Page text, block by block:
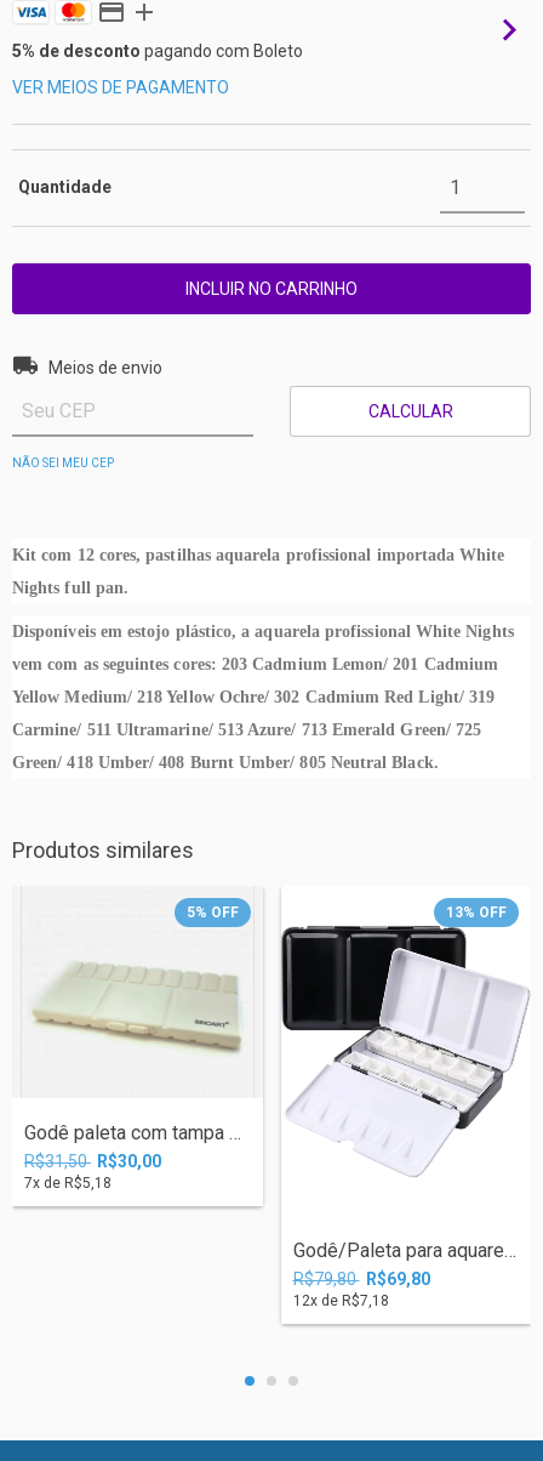
5% de desconto pagando com Boleto
VER MEIOS DE PAGAMENTO
Quantidade
Entregas para o CEP:
Meios de envio
CALCULAR
NÃO SEI MEU CEP
Kit com 12 cores, pastilhas aquarela profissional importada White
Nights full pan.
Disponíveis em estojo plástico, a aquarela profissional White Nights
vem com as seguintes cores: 203 Cadmium Lemon/ 201 Cadmium
Yellow Medium/ 218 Yellow Ochre/ 302 Cadmium Red Light/ 319
Carmine/ 511 Ultramarine/ 513 Azure/ 713 Emerald Green/ 725
Green/ 418 Umber/ 408 Burnt Umber/ 805 Neutral Black.
Produtos similares
5% OFF
Godê paleta com tampa para Aquarela - Si...
R$31,50 R$30,00
7x de R$5,18
13% OFF
Godê/Paleta para aquarela.
R$79,80 R$69,80
12x de R$7,18